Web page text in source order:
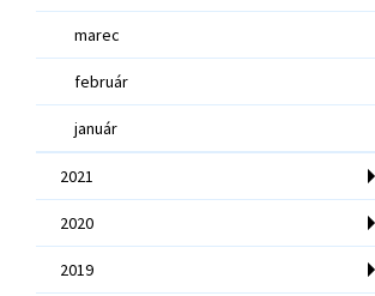
marec
február
január
2021
2020
2019